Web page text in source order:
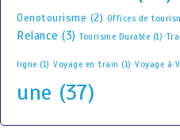
Oenotourisme (2) Offices de
Relance (3) Tourisme Durable (1)
ligne (1) Voyage en train (1) Voyage à
une (37)